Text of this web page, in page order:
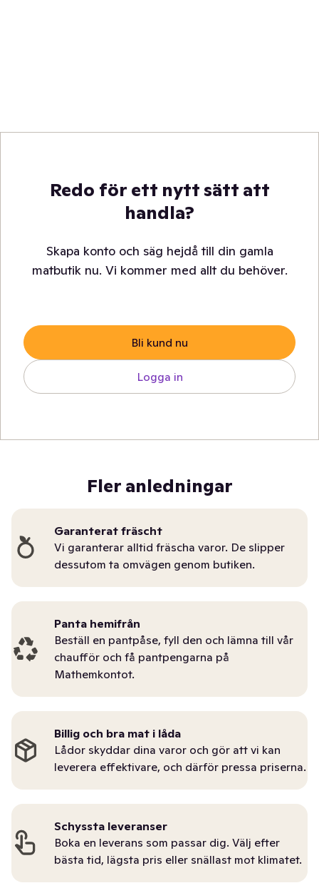
Redo för ett nytt sätt att
handla?
Skapa konto och säg hejdå till din gamla
matbutik nu. Vi kommer med allt du behöver.
Bli kund nu
Logga in
Fler anledningar
Garanterat fräscht
Vi garanterar alltid fräscha varor. De slipper
dessutom ta omvägen genom butiken.
Panta hemifrån
Beställ en pantpåse, fyll den och lämna till vår
chaufför och få pantpengarna på
Mathemkontot.
Billig och bra mat i låda
Lådor skyddar dina varor och gör att vi kan
leverera effektivare, och därför pressa priserna.
Schyssta leveranser
Boka en leverans som passar dig. Välj efter
bästa tid, lägsta pris eller snällast mot klimatet.